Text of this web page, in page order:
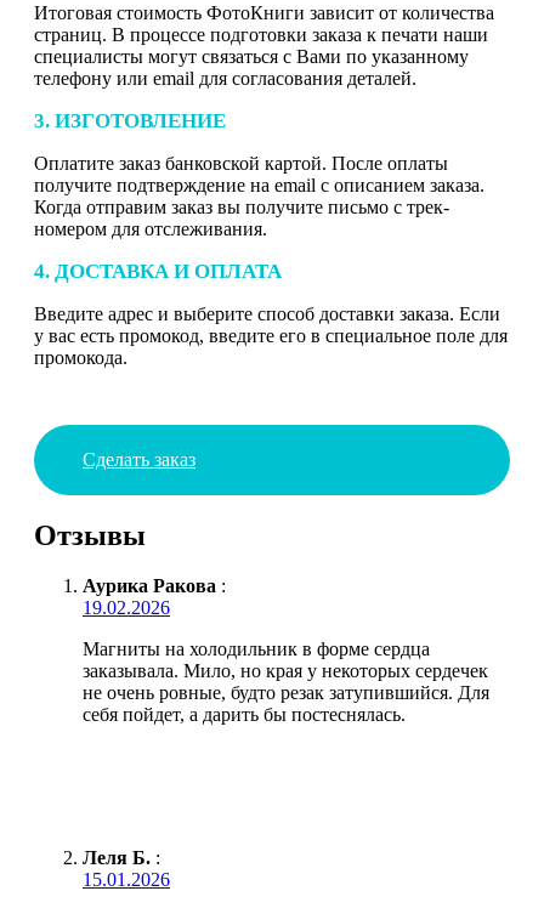
Итоговая стоимость ФотоКниги зависит от количества
страниц. В процессе подготовки заказа к печати наши
специалисты могут связаться с Вами по указанному
телефону или email для согласования деталей.
3. ИЗГОТОВЛЕНИЕ
Оплатите заказ банковской картой. После оплаты
получите подтверждение на email с описанием заказа.
Когда отправим заказ вы получите письмо с трек-
номером для отслеживания.
4. ДОСТАВКА И ОПЛАТА
Введите адрес и выберите способ доставки заказа. Если
у вас есть промокод, введите его в специальное поле для
промокода.
Сделать заказ
Отзывы
Аурика Ракова :
19.02.2026
Магниты на холодильник в форме сердца
заказывала. Мило, но края у некоторых сердечек
не очень ровные, будто резак затупившийся. Для
себя пойдет, а дарить бы постеснялась.
Леля Б. :
15.01.2026